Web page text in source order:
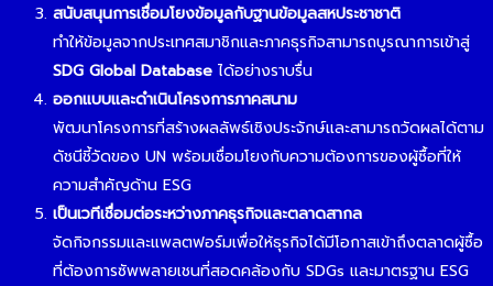
สนับสนุนการเชื่อมโยงข้อมูลกับฐานข้อมูลสหประชาชาติ
ทำให้ข้อมูลจากประเทศสมาชิกและภาคธุรกิจสามารถบูรณาการเข้าสู่
SDG Global Database ได้อย่างราบรื่น
ออกแบบและดำเนินโครงการภาคสนาม
พัฒนาโครงการที่สร้างผลลัพธ์เชิงประจักษ์และสามารถวัดผลได้ตาม
ดัชนีชี้วัดของ UN พร้อมเชื่อมโยงกับความต้องการของผู้ซื้อที่ให้
ความสำคัญด้าน ESG
เป็นเวทีเชื่อมต่อระหว่างภาคธุรกิจและตลาดสากล
จัดกิจกรรมและแพลตฟอร์มเพื่อให้ธุรกิจได้มีโอกาสเข้าถึงตลาดผู้ซื้อ
ที่ต้องการซัพพลายเชนที่สอดคล้องกับ SDGs และมาตรฐาน ESG